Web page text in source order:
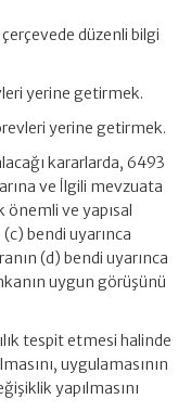
düzenli bilgi
yerine getirmek.
yerine getirmek.
kararlarda, 6493
ve İlgili mevzuata
ve yapısal
bendi uyarınca
(d) bendi uyarınca
uygun görüşünü
tespit etmesi halinde
uygulamasının
yapılmasını